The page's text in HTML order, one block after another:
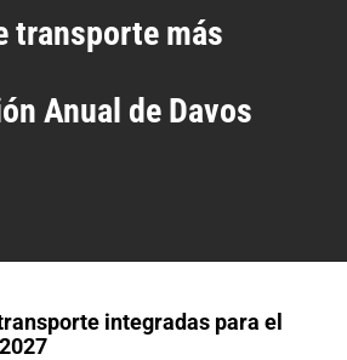
transporte más
Anual de Davos
integradas para el